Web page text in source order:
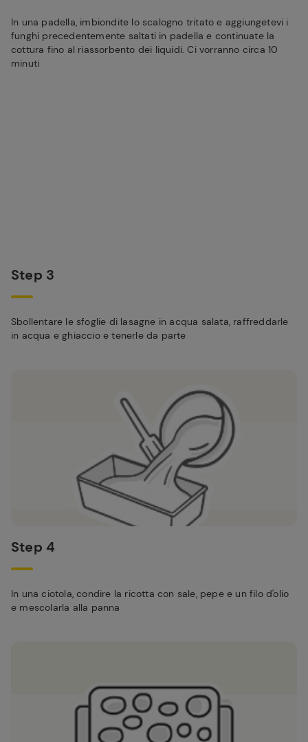
In una padella, imbiondite lo scalogno tritato e aggiungetevi i
funghi precedentemente saltati in padella e continuate la
cottura fino al riassorbento dei liquidi. Ci vorranno circa 10
minuti
Step 3
Sbollentare le sfoglie di lasagne in acqua salata, raffreddarle
in acqua e ghiaccio e tenerle da parte
Step 4
In una ciotola, condire la ricotta con sale, pepe e un filo d'olio
e mescolarla alla panna